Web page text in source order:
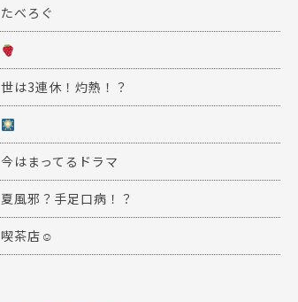
たべろぐ
世は3連休！灼熱！？
今はまってるドラマ
夏風邪？手足口病！？
喫茶店☺